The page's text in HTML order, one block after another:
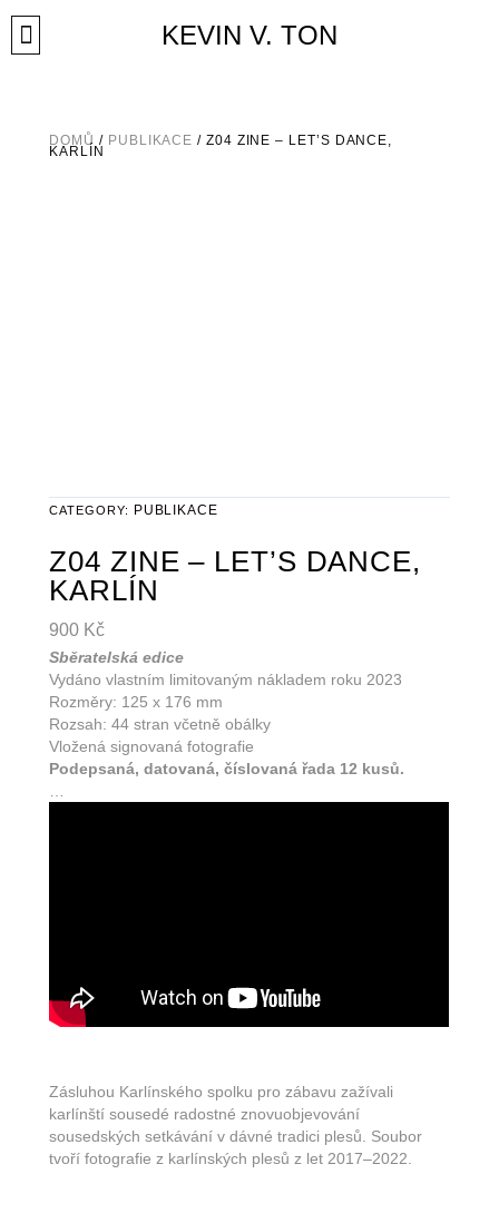
Přeskočit
KEVIN V. TON
DOMŮ / PUBLIKACE / Z04 ZINE – LET’S DANCE,
KARLÍN
CATEGORY: PUBLIKACE
Z04 ZINE – LET’S DANCE,
KARLÍN
900 Kč
Sběratelská edice
Vydáno vlastním limitovaným nákladem roku 2023
Rozměry: 125 x 176 mm
Rozsah: 44 stran včetně obálky
Vložená signovaná fotografie
Podepsaná, datovaná, číslovaná řada 12 kusů.
Zásluhou Karlínského spolku pro zábavu zažívali
karlínští sousedé radostné znovuobjevování
sousedských setkávání v dávné tradici plesů. Soubor
tvoří fotografie z karlínských plesů z let 2017–2022.